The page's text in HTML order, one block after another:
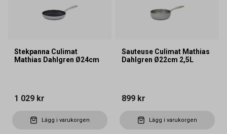
Stekpanna Culimat
Mathias Dahlgren Ø24cm
1 029 kr
Lägg i varukorgen
Sauteuse Culimat Mathias
Dahlgren Ø22cm 2,5L
899 kr
Lägg i varukorgen